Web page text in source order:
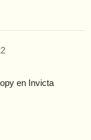
en Invicta